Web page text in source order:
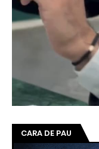
CARA DE PAU